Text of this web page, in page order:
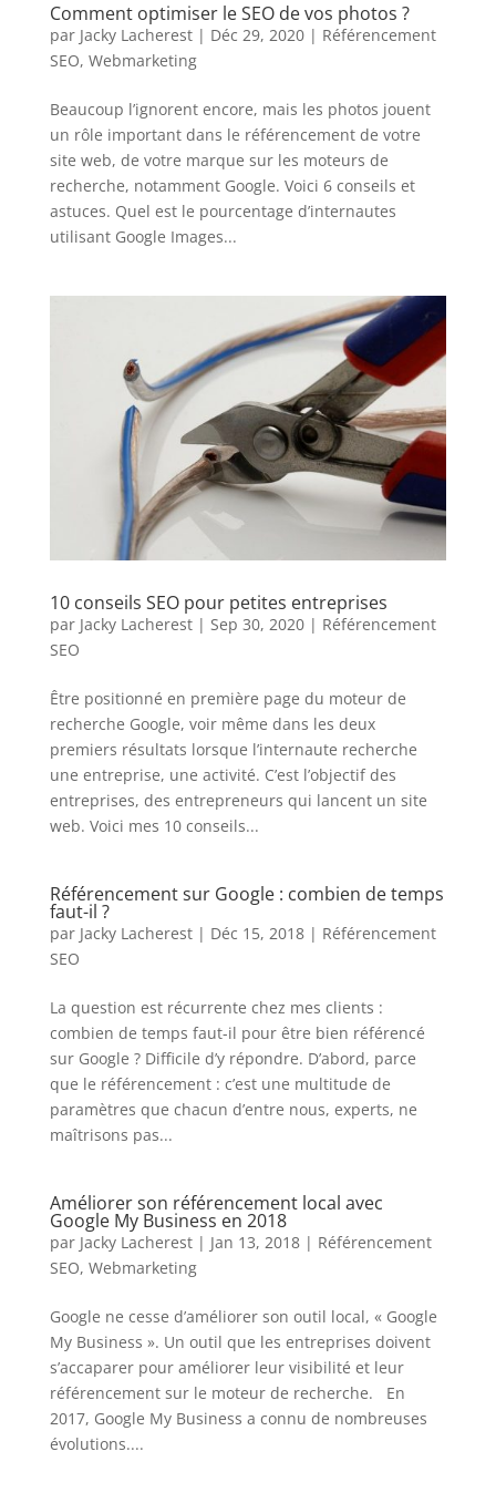
Comment optimiser le SEO de vos photos ?
par Jacky Lacherest| Déc 29, 2020| Référencement
SEO, Webmarketing
Beaucoup l’ignorent encore, mais les photos jouent
un rôle important dans le référencement de votre
site web, de votre marque sur les moteurs de
recherche, notamment Google. Voici 6 conseils et
astuces. Quel est le pourcentage d’internautes
utilisant Google Images...
10 conseils SEO pour petites entreprises
par Jacky Lacherest| Sep 30, 2020| Référencement
SEO
Être positionné en première page du moteur de
recherche Google, voir même dans les deux
premiers résultats lorsque l’internaute recherche
une entreprise, une activité. C’est l’objectif des
entreprises, des entrepreneurs qui lancent un site
web. Voici mes 10 conseils...
Référencement sur Google : combien de temps
faut-il ?
par Jacky Lacherest| Déc 15, 2018| Référencement
SEO
La question est récurrente chez mes clients :
combien de temps faut-il pour être bien référencé
sur Google ? Difficile d’y répondre. D’abord, parce
que le référencement : c’est une multitude de
paramètres que chacun d’entre nous, experts, ne
maîtrisons pas...
Améliorer son référencement local avec
Google My Business en 2018
par Jacky Lacherest| Jan 13, 2018| Référencement
SEO, Webmarketing
Google ne cesse d’améliorer son outil local, « Google
My Business ». Un outil que les entreprises doivent
s’accaparer pour améliorer leur visibilité et leur
référencement sur le moteur de recherche. En
2017, Google My Business a connu de nombreuses
évolutions....